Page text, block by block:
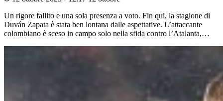
Un rigore fallito e una sola presenza a voto. Fin qui, la stagione di
Duván Zapata è stata ben lontana dalle aspettative. L’attaccante
colombiano è sceso in campo solo nella sfida contro l’Atalanta,…